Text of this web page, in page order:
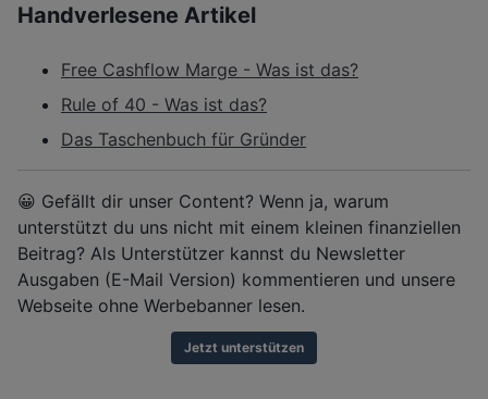
Handverlesene Artikel
Free Cashflow Marge - Was ist das?
Rule of 40 - Was ist das?
Das Taschenbuch für Gründer
😀 Gefällt dir unser Content? Wenn ja, warum
unterstützt du uns nicht mit einem kleinen finanziellen
Beitrag? Als Unterstützer kannst du Newsletter
Ausgaben (E-Mail Version) kommentieren und unsere
Webseite ohne Werbebanner lesen.
Jetzt unterstützen